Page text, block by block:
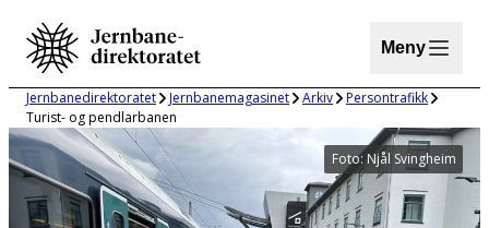
Hopp
innhold
Meny
Jernbanedirektoratet Jernbanemagasinet Arkiv
Persontrafikk
Turist- og pendlarbanen
Foto: Njål Svingheim